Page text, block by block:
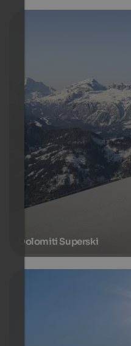
Dolomiti Superski